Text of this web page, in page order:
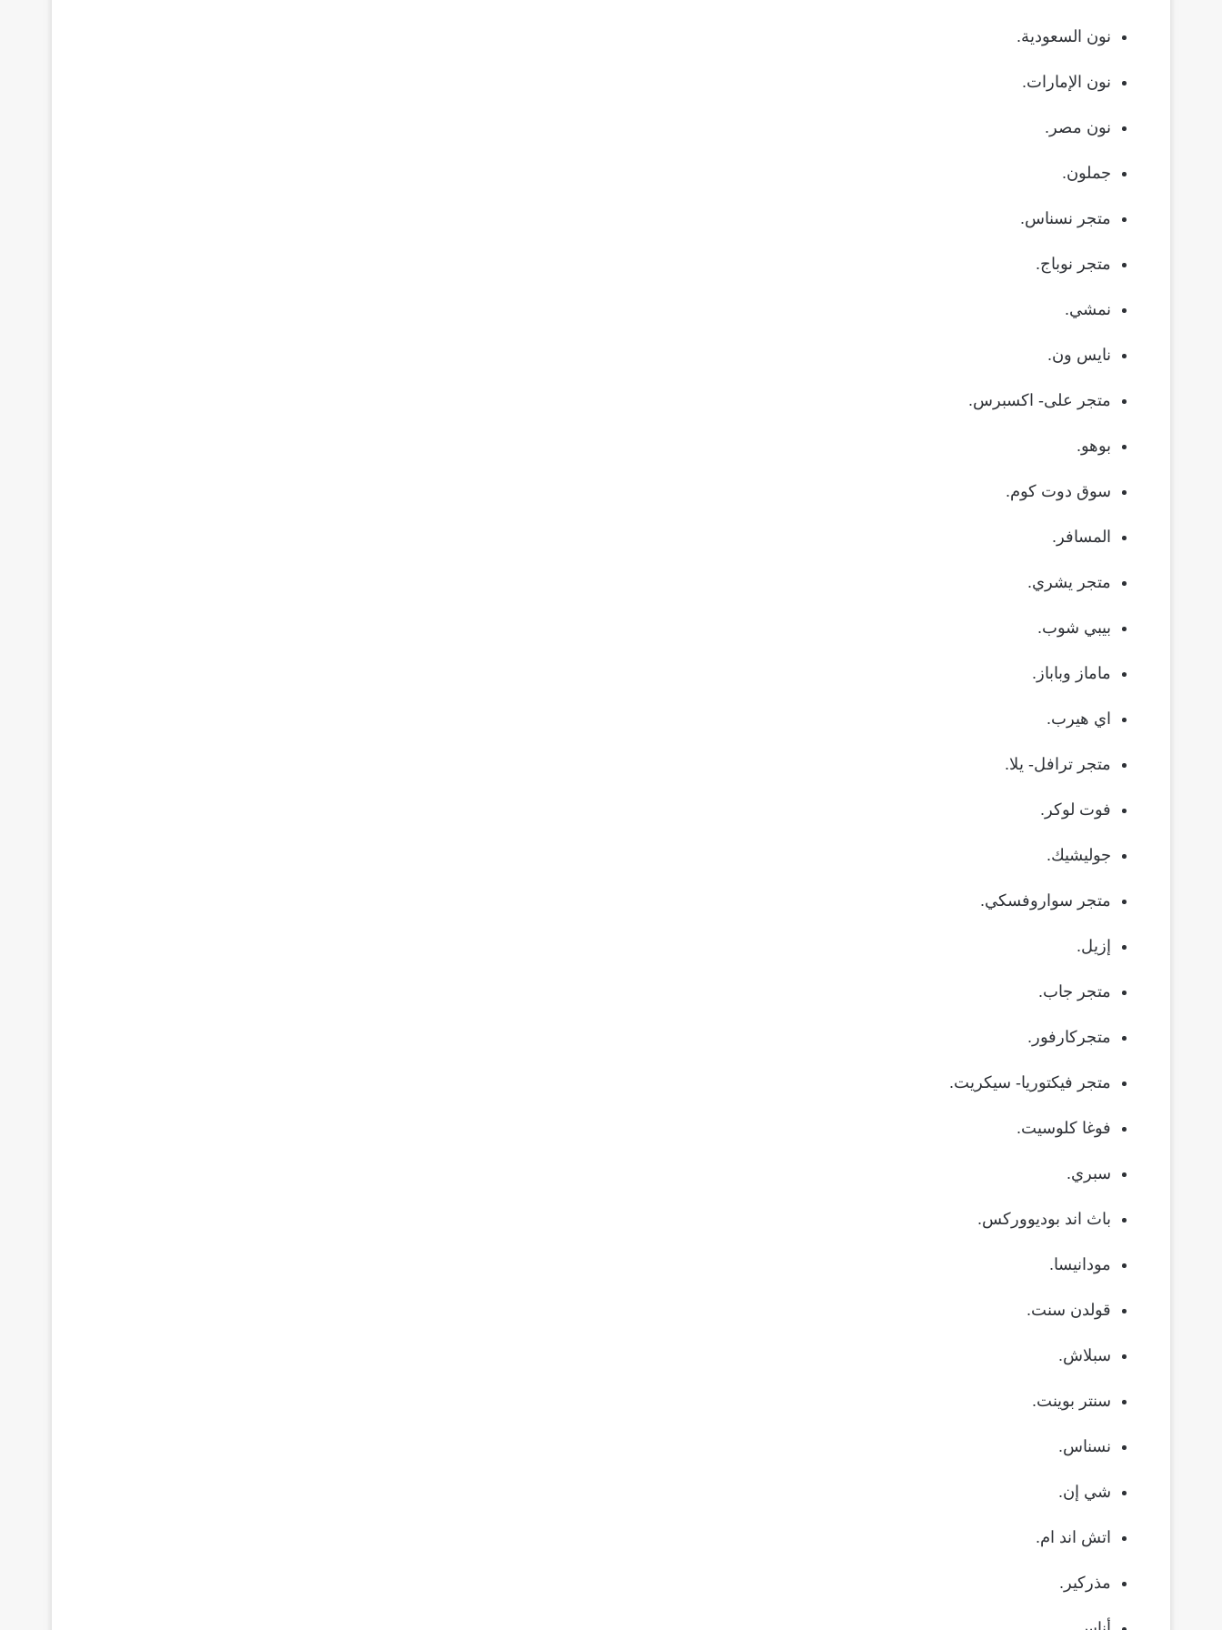
نون السعودية.
نون الإمارات.
نون مصر.
جملون.
متجر نسناس.
متجر نوباج.
نمشي.
نايس ون.
متجر على- اكسبرس.
بوهو.
سوق دوت كوم.
المسافر.
متجر يشري.
بيبي شوب.
ماماز وباباز.
اي هيرب.
متجر ترافل- يلا.
فوت لوكر.
جوليشيك.
متجر سواروفسكي.
إزيل.
متجر جاب.
متجركارفور.
متجر فيكتوريا- سيكريت.
فوغا كلوسيت.
سبري.
باث اند بوديووركس.
مودانيسا.
قولدن سنت.
سبلاش.
سنتر بوينت.
نسناس.
شي إن.
اتش اند ام.
مذركير.